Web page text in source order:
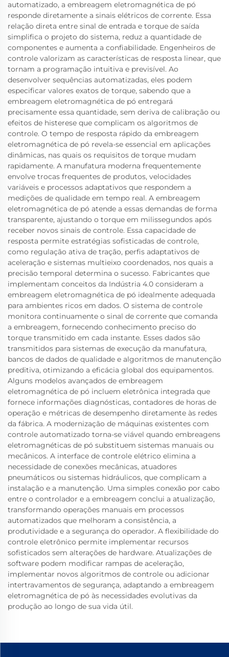
automatizado, a embreagem eletromagnética de pó
responde diretamente a sinais elétricos de corrente. Essa
relação direta entre sinal de entrada e torque de saída
simplifica o projeto do sistema, reduz a quantidade de
componentes e aumenta a confiabilidade. Engenheiros de
controle valorizam as características de resposta linear, que
tornam a programação intuitiva e previsível. Ao
desenvolver sequências automatizadas, eles podem
especificar valores exatos de torque, sabendo que a
embreagem eletromagnética de pó entregará
precisamente essa quantidade, sem deriva de calibração ou
efeitos de histerese que complicam os algoritmos de
controle. O tempo de resposta rápido da embreagem
eletromagnética de pó revela-se essencial em aplicações
dinâmicas, nas quais os requisitos de torque mudam
rapidamente. A manufatura moderna frequentemente
envolve trocas frequentes de produtos, velocidades
variáveis e processos adaptativos que respondem a
medições de qualidade em tempo real. A embreagem
eletromagnética de pó atende a essas demandas de forma
transparente, ajustando o torque em milissegundos após
receber novos sinais de controle. Essa capacidade de
resposta permite estratégias sofisticadas de controle,
como regulação ativa de tração, perfis adaptativos de
aceleração e sistemas multieixo coordenados, nos quais a
precisão temporal determina o sucesso. Fabricantes que
implementam conceitos da Indústria 4.0 consideram a
embreagem eletromagnética de pó idealmente adequada
para ambientes ricos em dados. O sistema de controle
monitora continuamente o sinal de corrente que comanda
a embreagem, fornecendo conhecimento preciso do
torque transmitido em cada instante. Esses dados são
transmitidos para sistemas de execução da manufatura,
bancos de dados de qualidade e algoritmos de manutenção
preditiva, otimizando a eficácia global dos equipamentos.
Alguns modelos avançados de embreagem
eletromagnética de pó incluem eletrônica integrada que
fornece informações diagnósticas, contadores de horas de
operação e métricas de desempenho diretamente às redes
da fábrica. A modernização de máquinas existentes com
controle automatizado torna-se viável quando embreagens
eletromagnéticas de pó substituem sistemas manuais ou
mecânicos. A interface de controle elétrico elimina a
necessidade de conexões mecânicas, atuadores
pneumáticos ou sistemas hidráulicos, que complicam a
instalação e a manutenção. Uma simples conexão por cabo
entre o controlador e a embreagem conclui a atualização,
transformando operações manuais em processos
automatizados que melhoram a consistência, a
produtividade e a segurança do operador. A flexibilidade do
controle eletrônico permite implementar recursos
sofisticados sem alterações de hardware. Atualizações de
software podem modificar rampas de aceleração,
implementar novos algoritmos de controle ou adicionar
intertravamentos de segurança, adaptando a embreagem
eletromagnética de pó às necessidades evolutivas da
produção ao longo de sua vida útil.